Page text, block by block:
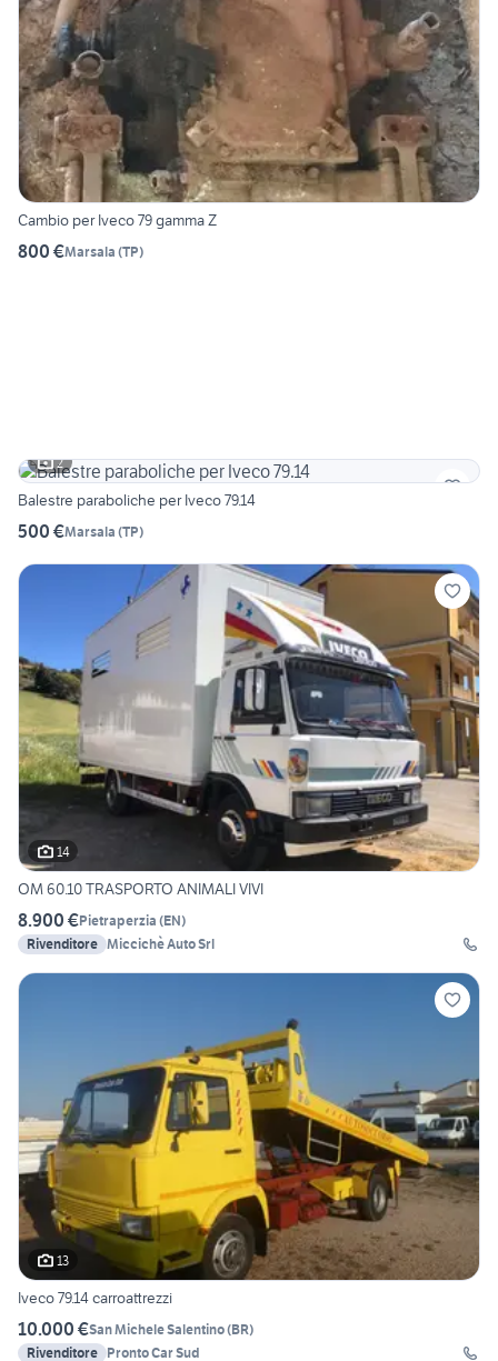
Cambio per Iveco 79 gamma Z
800 €Marsala (TP)
2
Balestre paraboliche per Iveco 79.14
500 €Marsala (TP)
14
OM 60.10 TRASPORTO ANIMALI VIVI
8.900 €Pietraperzia (EN)
Rivenditore Miccichè Auto Srl
13
Iveco 79.14 carroattrezzi
10.000 €San Michele Salentino(BR)
Rivenditore Pronto Car Sud